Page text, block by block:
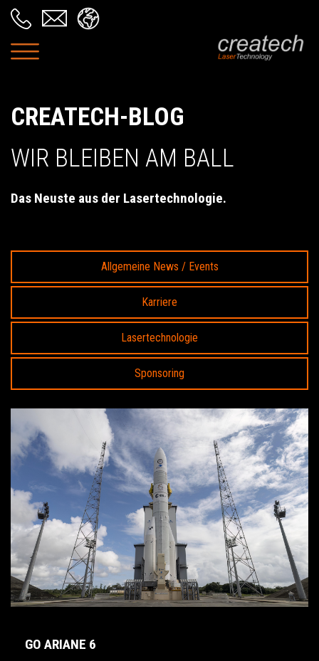
CREATECH-BLOG
WIR BLEIBEN AM BALL
Das Neuste aus der Lasertechnologie.
Allgemeine News / Events
Karriere
Lasertechnologie
Sponsoring
GO ARIANE 6